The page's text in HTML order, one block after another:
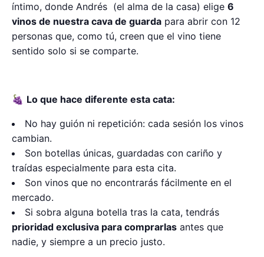
íntimo, donde Andrés (el alma de la casa) elige 6
vinos de nuestra cava de guarda para abrir con 12
personas que, como tú, creen que el vino tiene
sentido solo si se comparte.
🍇 Lo que hace diferente esta cata:
No hay guión ni repetición: cada sesión los vinos
cambian.
Son botellas únicas, guardadas con cariño y
traídas especialmente para esta cita.
Son vinos que no encontrarás fácilmente en el
mercado.
Si sobra alguna botella tras la cata, tendrás
prioridad exclusiva para comprarlas antes que
nadie, y siempre a un precio justo.